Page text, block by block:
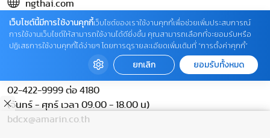
ngthai.com
บริษัท เอเอ็มอี อิมเมจิเนทีฟ จำกัด
ในเครือ บริษัท อมรินทร์ คอร์เปอเรชั่นส์ จำกัด (มหาชน)
ติดต่อแจ้งปัญหาหรือร้องเรียน
02-422-9999 ต่อ 4180
(จันทร์ - ศุกร์ เวลา 09.00 - 18.00 น)
bdcx@amarin.co.th
เว็บไซต์นี้มีการใช้งานคุกกี้เว็บไซต์ของเราใช้งานคุกกี้เพื่อช่วยเพิ่มประสบการณ์
การใช้งานเว็บไซต์ให้สามารถใช้งานได้ดียิ่งขึ้น คุณสามารถเลือกที่จะยอมรับหรือ
ปฏิเสธการใช้งานคุกกี้ได้ง่ายๆ โดยการดูรายละเอียดเพิ่มเติมที่ “การตั้งค่าคุกกี้”
ยกเลิก ยอมรับทั้งหมด